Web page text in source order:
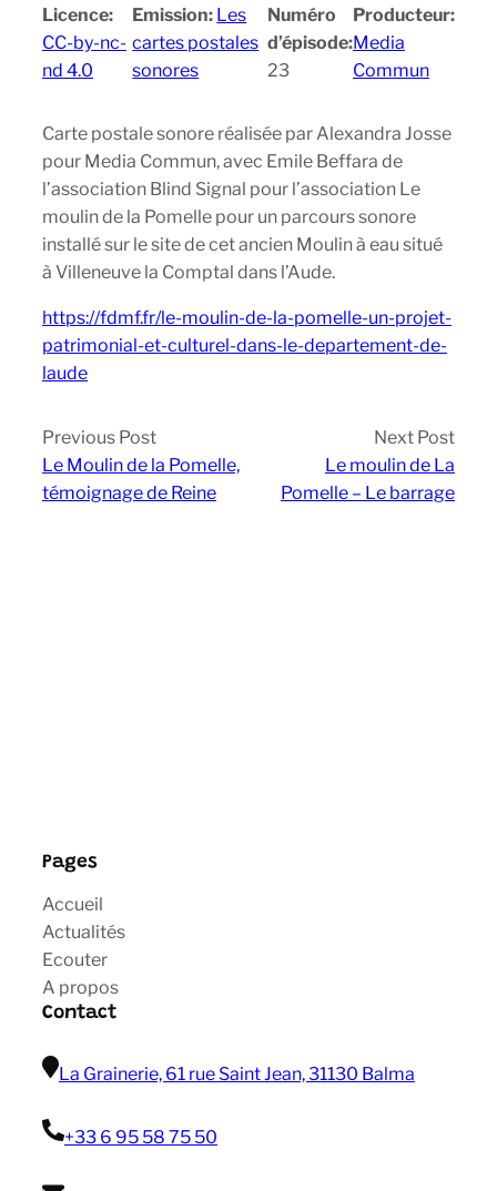
Licence:
CC-by-nc-
nd 4.0
Emission: Les
cartes postales
sonores
Numéro
d’épisode:
23
Producteur:
Media
Commun
Carte postale sonore réalisée par Alexandra Josse
pour Media Commun, avec Emile Beffara de
l’association Blind Signal pour l’association Le
moulin de la Pomelle pour un parcours sonore
installé sur le site de cet ancien Moulin à eau situé
à Villeneuve la Comptal dans l’Aude.
https://fdmf.fr/le-moulin-de-la-pomelle-un-projet-
patrimonial-et-culturel-dans-le-departement-de-
laude
Previous Post
Le Moulin de la Pomelle,
témoignage de Reine
Next Post
Le moulin de La
Pomelle – Le barrage
Pages
Accueil
Actualités
Ecouter
A propos
Contact
La Grainerie, 61 rue Saint Jean, 31130 Balma
+33 6 95 58 75 50